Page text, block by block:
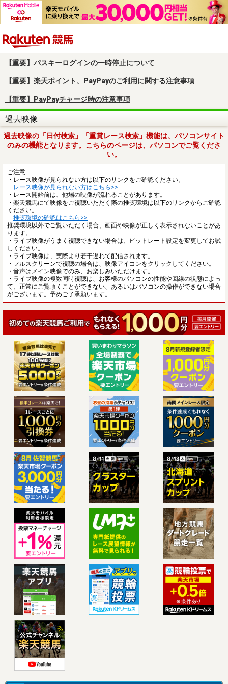
【重要】パスキーログインの一時停止について
【重要】楽天ポイント、PayPayのご利用に関する注意事項
【重要】PayPayチャージ時の注意事項
過去映像
過去映像の「日付検索」「重賞レース検索」機能は、パソコンサイト
のみの機能となります。こちらのページは、パソコンでご覧くださ
い。
ご注意
・レース映像が見られない方は以下のリンクをご確認ください。
レース映像が見られない方はこちら>>
・レース開始前は、他場の映像が流れることがあります。
・楽天競馬にて映像をご視聴いただく際の推奨環境は以下のリンクからご確認
ください。
推奨環境の確認はこちら>>
推奨環境以外でご覧いただく場合、画面や映像が正しく表示されないことがあ
ります。
・ライブ映像がうまく視聴できない場合は、ビットレート設定を変更してお試
しください。
・ライブ映像は、実際より若干遅れて配信されます。
・フルスクリーンで視聴の場合は、映像アイコンをクリックしてください。
・音声はメイン映像でのみ、お楽しみいただけます。
・ライブ映像の複数同時視聴は、お客様のパソコンの性能や回線の状態によっ
て、正常にご覧頂くことができない、あるいはパソコンの操作ができない場合
がございます。予めご了承願います。